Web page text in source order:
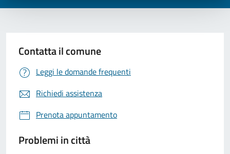
Contatta il comune
Leggi le domande frequenti
Richiedi assistenza
Prenota appuntamento
Problemi in città